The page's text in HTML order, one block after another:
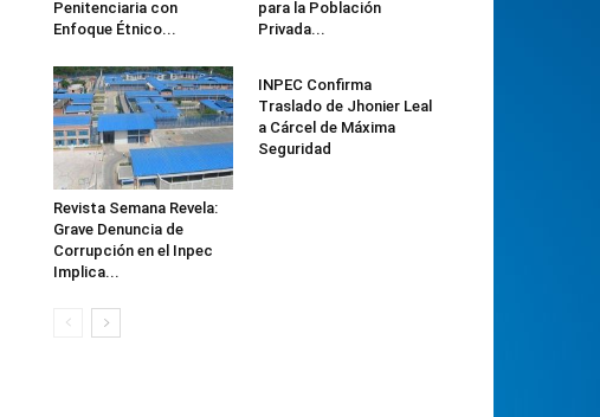
Penitenciaria con
Enfoque Étnico...
para la Población
Privada...
Revista Semana Revela:
Grave Denuncia de
Corrupción en el Inpec
Implica...
INPEC Confirma
Traslado de Jhonier Leal
a Cárcel de Máxima
Seguridad